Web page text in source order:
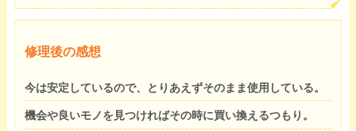
修理後の感想
今は安定しているので、とりあえずそのまま使用している。
機会や良いモノを見つければその時に買い換えるつもり。